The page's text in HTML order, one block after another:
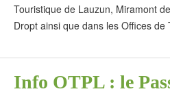
Touristique de Lauzun, Miramont
Dropt ainsi que dans les Offices de
Info OTPL : le